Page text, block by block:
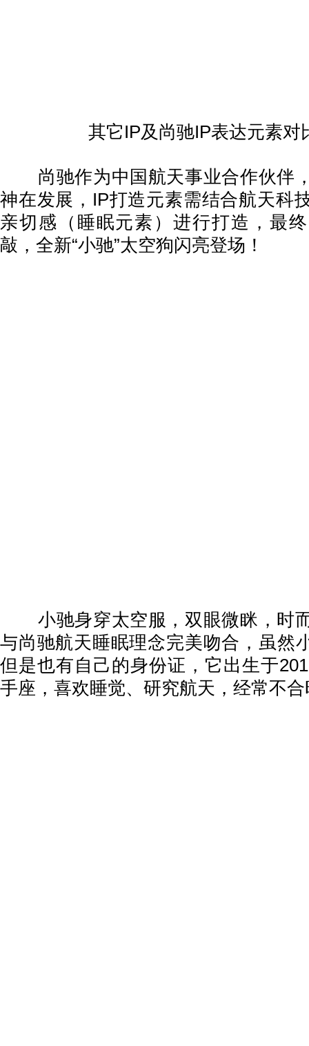
其它IP及尚驰IP表达元素对
尚驰作为中国航天事业合作伙伴
神在发展，IP打造元素需结合航天科
亲切感（睡眠元素）进行打造，最
敲，全新“小驰”太空狗闪亮登场！
小驰身穿太空服，双眼微眯，时
与尚驰航天睡眠理念完美吻合，虽然
但是也有自己的身份证，它出生于
手座，喜欢睡觉、研究航天，经常不